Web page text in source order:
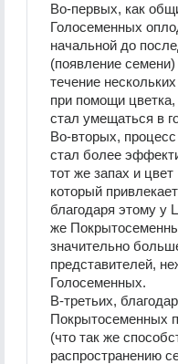
Во-первых, как
Голосеменных
начальной до
(появление
течение нескольких
при помощи цветка,
стал умещаться в
Во-вторых,
стал более
тот же запах и цвет
который
благодаря этому у
же
значительно
представителей,
Голосеменных.
В-третьих,
Покрытосеменных
(что так же
распространению